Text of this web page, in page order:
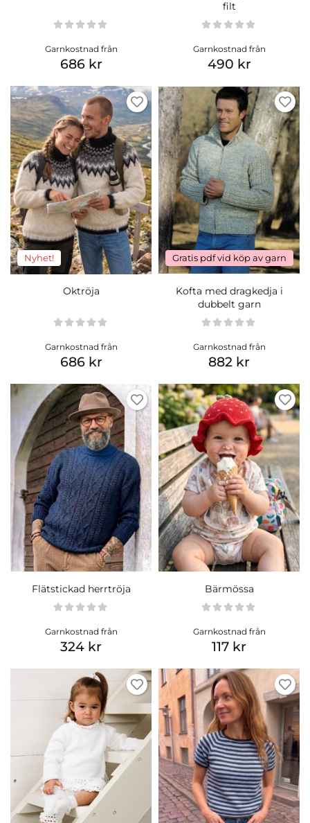
Garnkostnad från
686 kr
filt
Garnkostnad från
490 kr
Nyhet!
Oktröja
Garnkostnad från
686 kr
Gratis pdf vid köp av garn
Kofta med dragkedja i
dubbelt garn
Garnkostnad från
882 kr
Flätstickad herrtröja
Garnkostnad från
324 kr
Bärmössa
Garnkostnad från
117 kr